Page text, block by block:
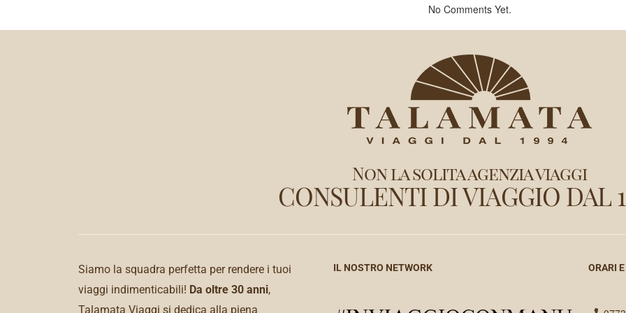
No Comments Yet.
Non la solita agenzia viaggi
CONSULENTI DI VIAGGIO DAL
Siamo la squadra perfetta per rendere i tuoi
viaggi indimenticabili! Da oltre 30 anni,
Talamata Viaggi si dedica alla piena
IL NOSTRO NETWORK ORARI